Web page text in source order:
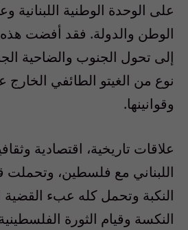
على الوحدة الوطنية اللبنانية
الوطن والدولة. فقد أفضت هذه
إلى تحول الجنوب والضاحية
نوع من الغيتو الطائفي
وقوانينها.
علاقات تاريخية، اقتصادية
اللبناني مع فلسطين،
النكبة وتحمل كله عبء القضية
النكسة وقيام الثورة